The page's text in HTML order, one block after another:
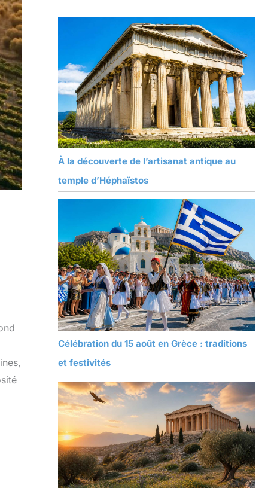
À la découverte de l’artisanat antique au
temple d’Héphaïstos
Célébration du 15 août en Grèce : traditions
et festivités